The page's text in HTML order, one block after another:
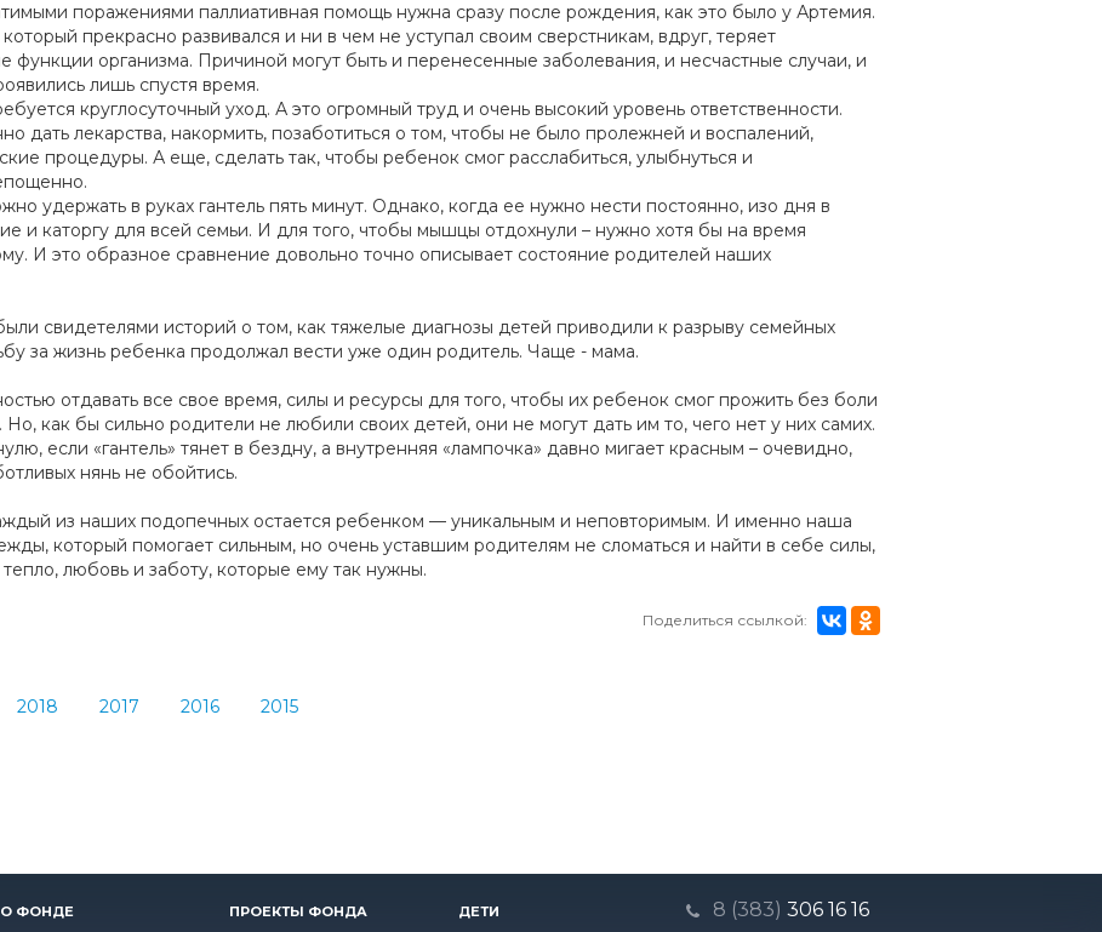
поражениями паллиативная помощь нужна сразу после рождения, как это было у Артемия.
прекрасно развивался и ни в чем не уступал своим сверстникам, вдруг, теряет
организма. Причиной могут быть и перенесенные заболевания, и несчастные случаи, и
лишь спустя время.
круглосуточный уход. А это огромный труд и очень высокий уровень ответственности.
дать лекарства, накормить, позаботиться о том, чтобы не было пролежней и воспалений,
процедуры. А еще, сделать так, чтобы ребенок смог расслабиться, улыбнуться и
удержать в руках гантель пять минут. Однако, когда ее нужно нести постоянно, изо дня в
и каторгу для всей семьи. И для того, чтобы мышцы отдохнули – нужно хотя бы на время
И это образное сравнение довольно точно описывает состояние родителей наших
свидетелями историй о том, как тяжелые диагнозы детей приводили к разрыву семейных
за жизнь ребенка продолжал вести уже один родитель. Чаще - мама.
отдавать все свое время, силы и ресурсы для того, чтобы их ребенок смог прожить без боли
как бы сильно родители не любили своих детей, они не могут дать им то, чего нет у них самих.
если «гантель» тянет в бездну, а внутренняя «лампочка» давно мигает красным – очевидно,
нянь не обойтись.
из наших подопечных остается ребенком — уникальным и неповторимым. И именно наша
который помогает сильным, но очень уставшим родителям не сломаться и найти в себе силы,
любовь и заботу, которые ему так нужны.
Поделиться ссылкой:
2018 2017 2016 2015
О ФОНДЕ ПРОЕКТЫ ФОНДА ДЕТИ 8 (383) 306 16 16